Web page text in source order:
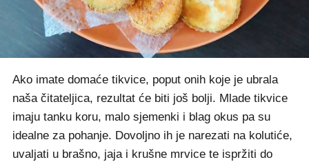
Ako imate domaće tikvice, poput onih koje je ubrala
naša čitateljica, rezultat će biti još bolji. Mlade tikvice
imaju tanku koru, malo sjemenki i blag okus pa su
idealne za pohanje. Dovoljno ih je narezati na kolutiće,
uvaljati u brašno, jaja i krušne mrvice te ispržiti do